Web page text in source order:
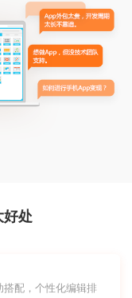
好处
搭配，个性化编辑排